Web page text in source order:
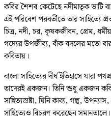
কবির শৈশব কেটেছে নদীমাতৃক ভাটি
এই পরিবেশ পরবর্তীতে তার সাহিত্যে
চিত্র, নদী, চর, কৃষকজীবন, প্রেম,
গদ্যের উপজীব্য, বাঁক বদলের মতো
কবিতায়।
বাংলা সাহিত্যের দীর্ঘ ইতিহাসে
তাদেরই একজন। তিনি শুধু একজন
সাহিত্যস্রষ্টা, যিনি কাব্য, গল্প,
সাহিত্যেও বিচরণ করেছেন সমানতালে।